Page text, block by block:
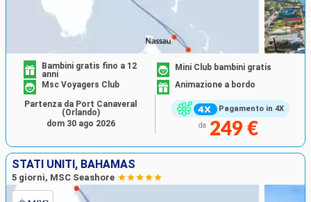
Pagamento in 4X
Bambini gratis fino a 12
anni
Mini Club bambini gratis
Msc Voyagers Club
Animazione a bordo
da 249 €
Partenza da Port Canaveral
(Orlando)
dom 30 ago 2026
STATI UNITI, BAHAMAS
5 giorni, MSC Seashore